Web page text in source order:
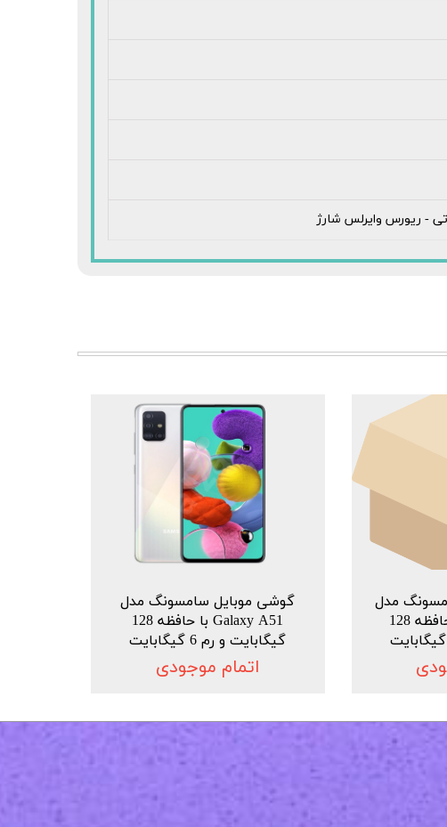
مدل
Galaxy M31s با حافظه 128
گوشی موبایل سامسونگ مدل
Galaxy A51 با حافظه 128
گیگابایت و رم 6 گیگابایت
اتمام موجودی